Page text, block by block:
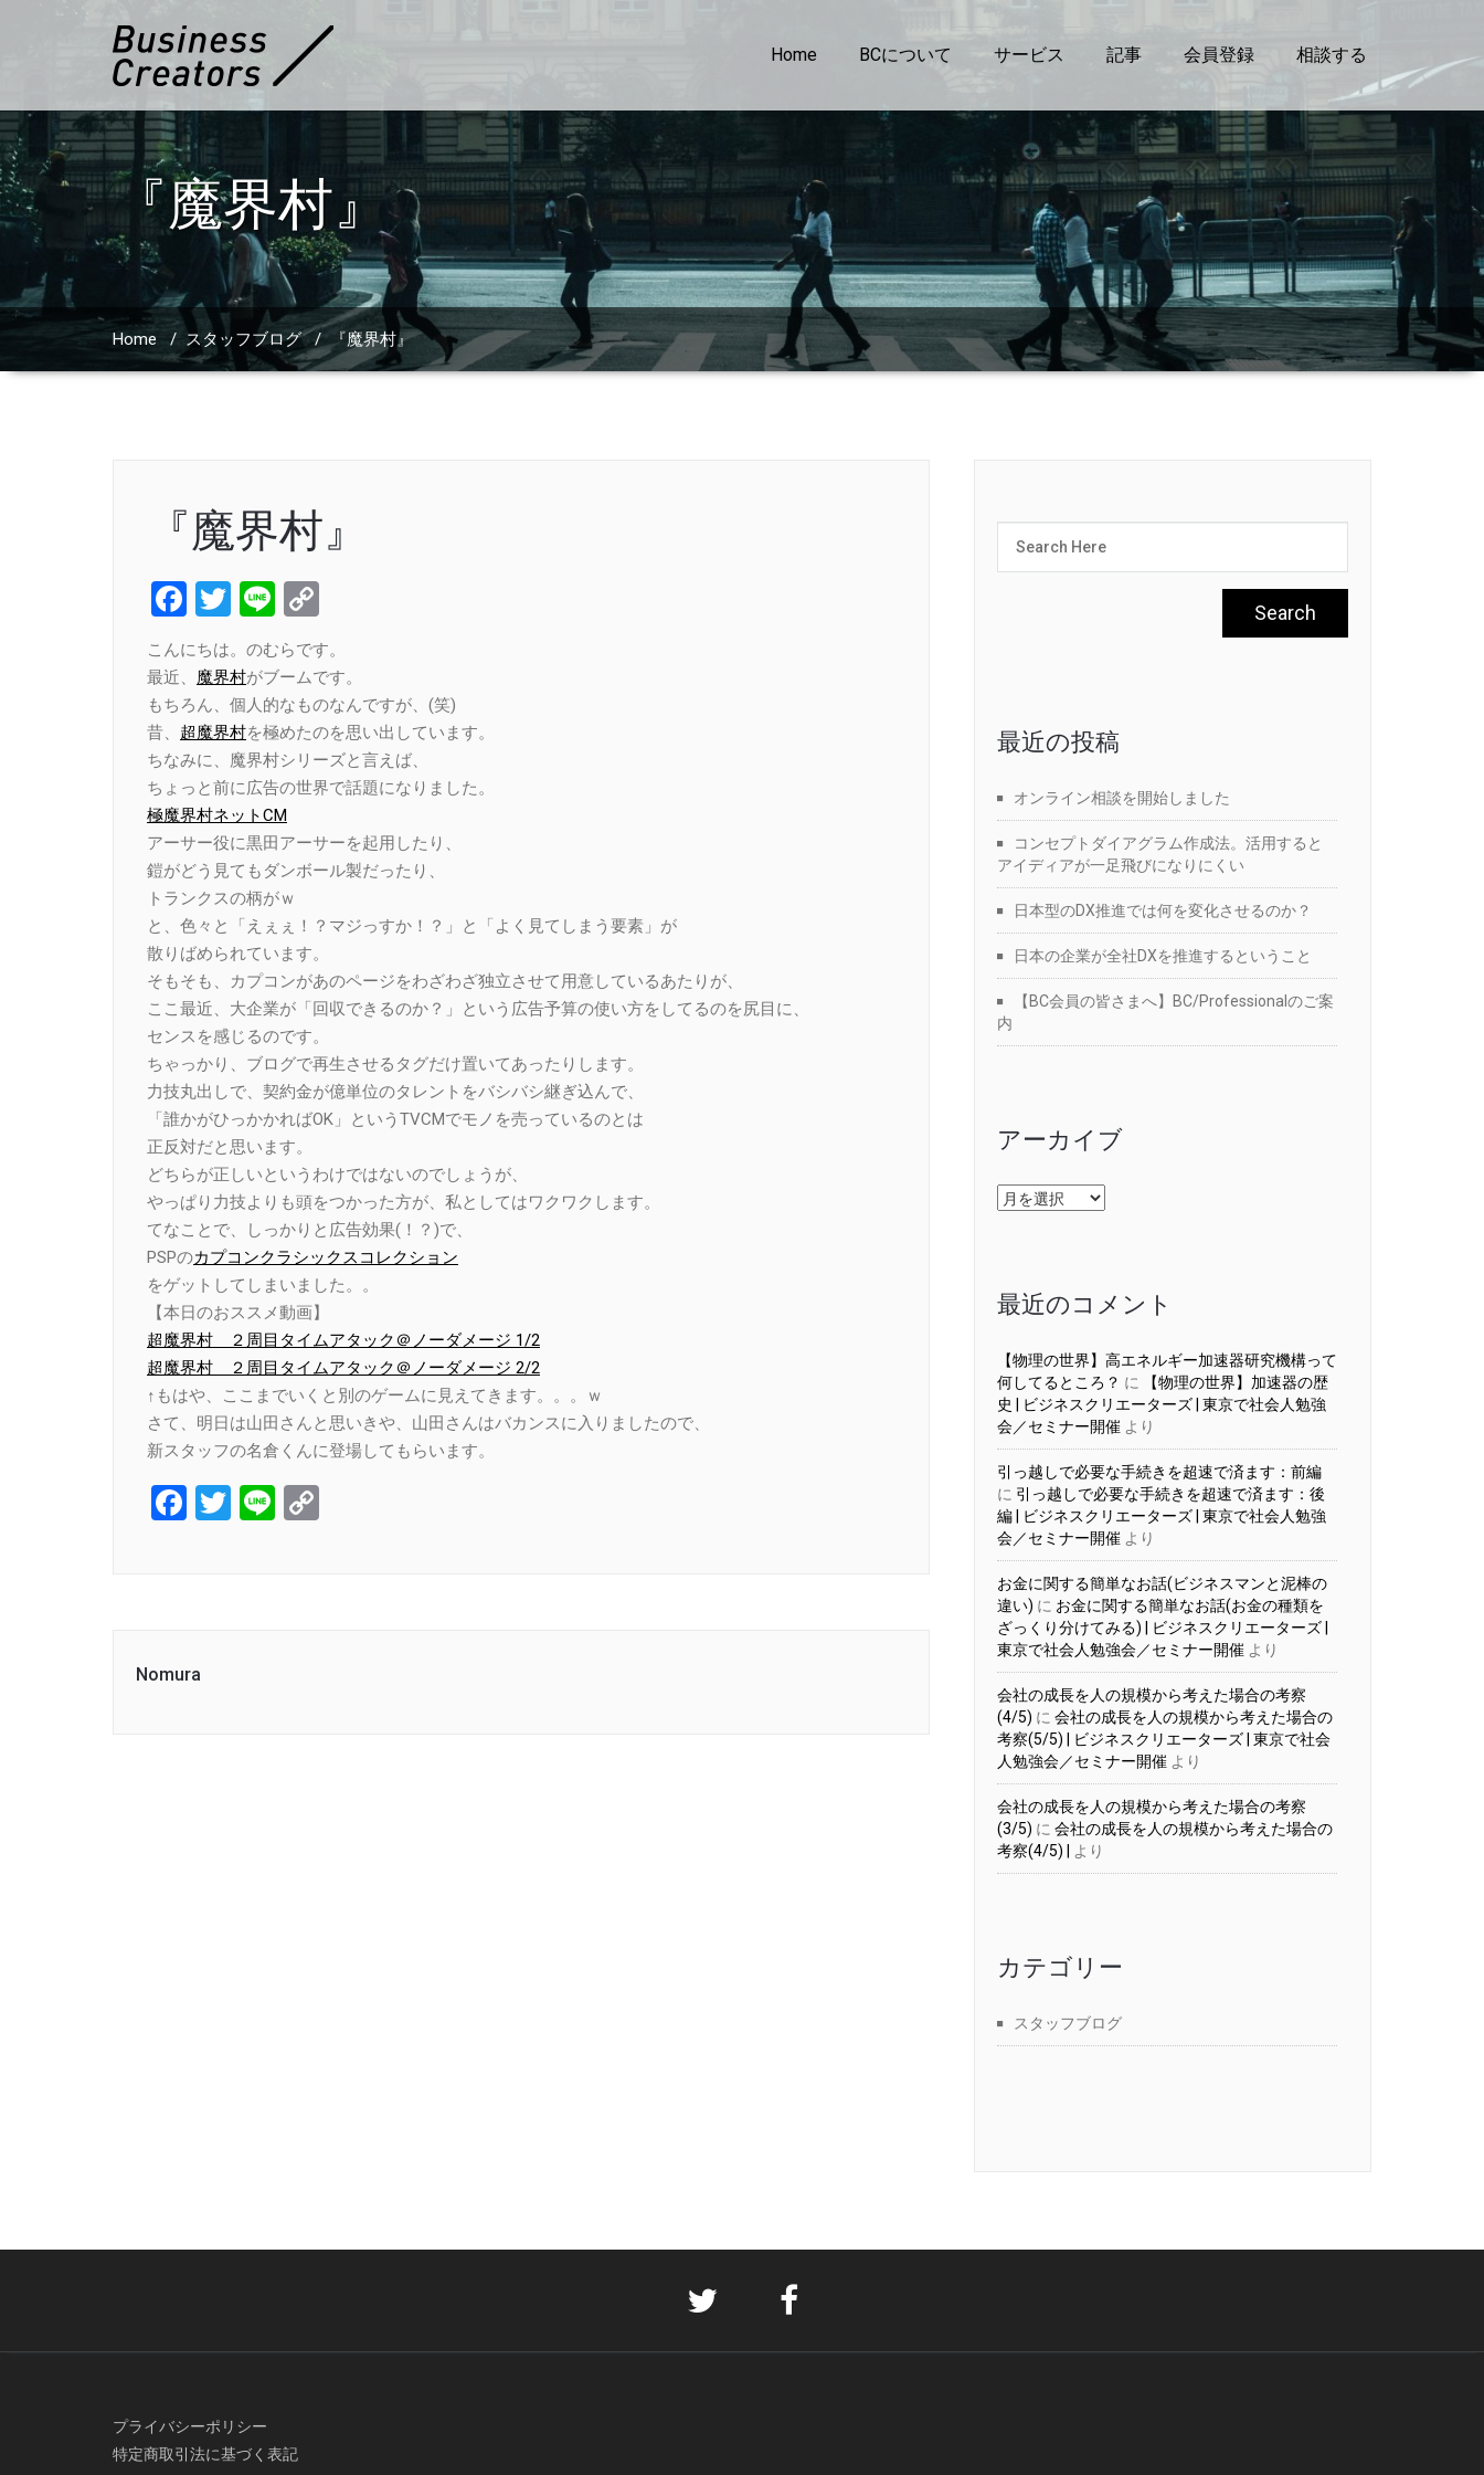
Home BCについて サービス 記事 会員登録 相談する
『魔界村』
Home / スタッフブログ/ 『魔界村』
『魔界村』
Facebook
Twitter
Line
Link
こんにちは。のむらです。
最近、 魔界村がブームです。
もちろん、個人的なものなんですが、(笑)
昔、 超魔界村を極めたのを思い出しています。
ちなみに、魔界村シリーズと言えば、
ちょっと前に広告の世界で話題になりました。
極魔界村ネットCM
アーサー役に黒田アーサーを起用したり、
鎧がどう見てもダンボール製だったり、
トランクスの柄がｗ
と、色々と「えぇぇ！？マジっすか！？」と「よく見てしまう要素」が
散りばめられています。
そもそも、カプコンがあのページをわざわざ独立させて用意しているあたりが、
ここ最近、大企業が「回収できるのか？」という広告予算の使い方をしてるのを尻目に、
センスを感じるのです。
ちゃっかり、ブログで再生させるタグだけ置いてあったりします。
力技丸出しで、契約金が億単位のタレントをバシバシ継ぎ込んで、
「誰かがひっかかればOK」というTVCMでモノを売っているのとは
正反対だと思います。
どちらが正しいというわけではないのでしょうが、
やっぱり力技よりも頭をつかった方が、私としてはワクワクします。
てなことで、しっかりと広告効果(！？)で、
PSPのカプコンクラシックスコレクション
をゲットしてしまいました。。
【本日のおススメ動画】
超魔界村 ２周目タイムアタック＠ノーダメージ 1/2
超魔界村 ２周目タイムアタック＠ノーダメージ 2/2
↑もはや、ここまでいくと別のゲームに見えてきます。。。ｗ
さて、明日は山田さんと思いきや、山田さんはバカンスに入りましたので、
新スタッフの名倉くんに登場してもらいます。
Facebook
Twitter
Line
Nomura
最近の投稿
オンライン相談を開始しました
コンセプトダイアグラム作成法。活用すると
アイディアが一足飛びになりにくい
日本型のDX推進では何を変化させるのか？
日本の企業が全社DXを推進するということ
【BC会員の皆さまへ】BC/Professionalのご案
内
アーカイブ
ア
ー
最近のコメント
【物理の世界】高エネルギー加速器研究機構って
何してるところ？ に
【物理の世界】加速器の歴
史 | ビジネスクリエーターズ | 東京で社会人勉強
会／セミナー開催 より
引っ越しで必要な手続きを超速で済ます：前編
に 引っ越しで必要な手続きを超速で済ます：後
編 | ビジネスクリエーターズ | 東京で社会人勉強
会／セミナー開催 より
お金に関する簡単なお話(ビジネスマンと泥棒の
違い) に お金に関する簡単なお話(お金の種類を
ざっくり分けてみる) | ビジネスクリエーターズ |
東京で社会人勉強会／セミナー開催 より
会社の成長を人の規模から考えた場合の考察
(4/5) に 会社の成長を人の規模から考えた場合の
考察(5/5) | ビジネスクリエーターズ | 東京で社会
人勉強会／セミナー開催 より
会社の成長を人の規模から考えた場合の考察
(3/5) に 会社の成長を人の規模から考えた場合の
考察(4/5) |
より
カテゴリー
スタッフブログ
プライバシーポリシー
特定商取引法に基づく表記